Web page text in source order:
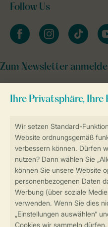
Sicherstellung
Sicher und schnell
Sichere
Sicheres Bezahlen
Follow Us
facebookinstagramtiktok
Zum Newsletter